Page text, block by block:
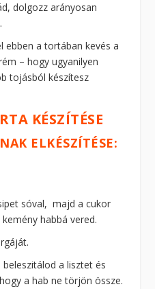
dolgozz arányosan
ebben a tortában kevés a
– hogy ugyanilyen
tojásból készítesz
KÉSZÍTÉSE
ELKÉSZÍTÉSE:
sóval, majd a cukor
habbá vered.
a lisztet és
a hab ne törjön össze.